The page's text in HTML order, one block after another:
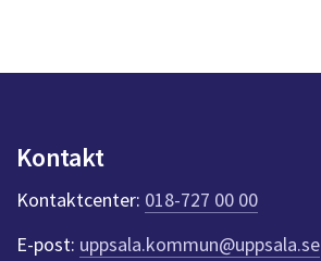
p
k
t
e
f
Kontakt
Kontaktcenter: 018-727 00 00
E-post: uppsala.kommun@uppsala.se